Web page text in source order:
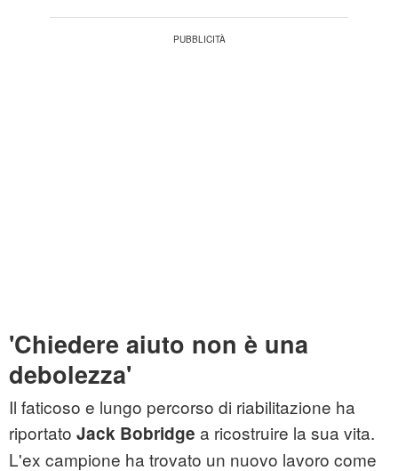
'Chiedere aiuto non è una
debolezza'
Il faticoso e lungo percorso di riabilitazione ha
riportato Jack Bobridge a ricostruire la sua vita.
L'ex campione ha trovato un nuovo lavoro come